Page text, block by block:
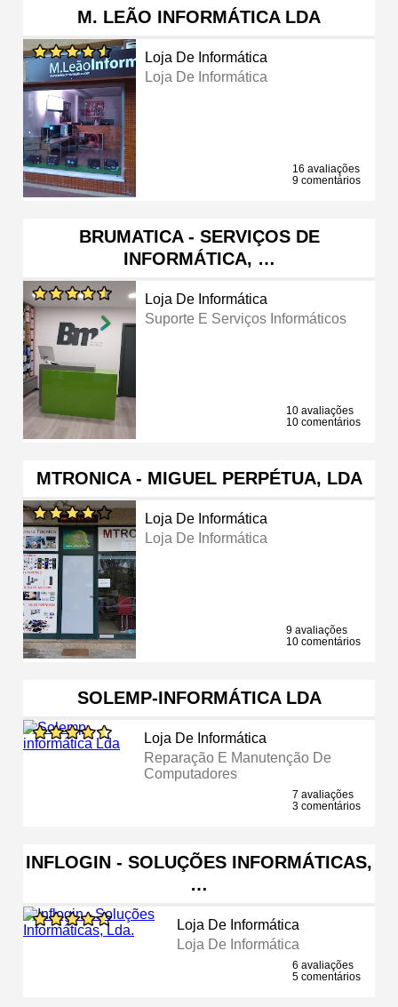
M. LEÃO INFORMÁTICA LDA
Loja De Informática
Loja De Informática
16 avaliações
9 comentários
BRUMATICA - SERVIÇOS DE
INFORMÁTICA, …
Loja De Informática
Suporte E Serviços Informáticos
10 avaliações
10 comentários
MTRONICA - MIGUEL PERPÉTUA, LDA
Loja De Informática
Loja De Informática
9 avaliações
10 comentários
SOLEMP-INFORMÁTICA LDA
Loja De Informática
Reparação E Manutenção De
Computadores
7 avaliações
3 comentários
INFLOGIN - SOLUÇÕES INFORMÁTICAS,
…
Loja De Informática
Loja De Informática
6 avaliações
5 comentários